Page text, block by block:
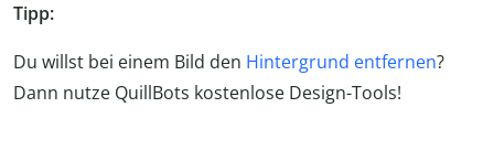
Tipp:
Du willst bei einem Bild den Hintergrund entfernen?
Dann nutze QuillBots kostenlose Design-Tools!